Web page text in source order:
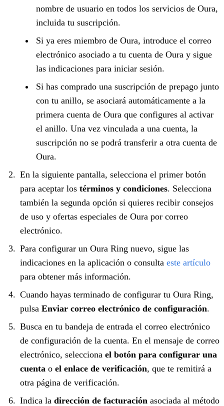
nombre de usuario en todos los servicios de Oura,
incluida tu suscripción.
Si ya eres miembro de Oura, introduce el correo
electrónico asociado a tu cuenta de Oura y sigue
las indicaciones para iniciar sesión.
Si has comprado una suscripción de prepago junto
con tu anillo, se asociará automáticamente a la
primera cuenta de Oura que configures al activar
el anillo. Una vez vinculada a una cuenta, la
suscripción no se podrá transferir a otra cuenta de
Oura.
En la siguiente pantalla, selecciona el primer botón
para aceptar los términos y condiciones. Selecciona
también la segunda opción si quieres recibir consejos
de uso y ofertas especiales de Oura por correo
electrónico.
Para configurar un Oura Ring nuevo, sigue las
indicaciones en la aplicación o consulta este artículo
para obtener más información.
Cuando hayas terminado de configurar tu Oura Ring,
pulsa Enviar correo electrónico de configuración.
Busca en tu bandeja de entrada el correo electrónico
de configuración de la cuenta. En el mensaje de correo
electrónico, selecciona el botón para configurar una
cuenta o el enlace de verificación, que te remitirá a
otra página de verificación.
Indica la dirección de facturación asociada al método